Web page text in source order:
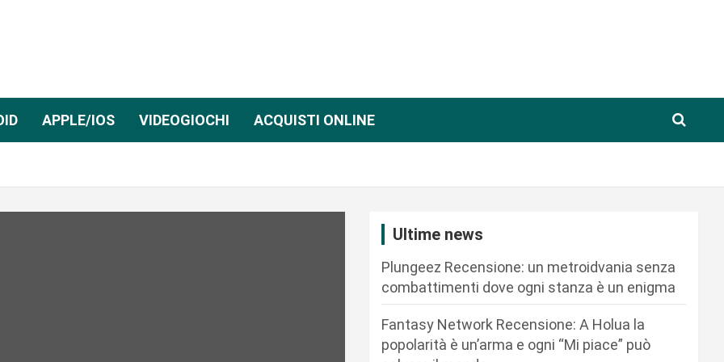
APPLE/IOS VIDEOGIOCHI ACQUISTI ONLINE
Ultime news
Plungeez Recensione: un metroidvania senza
combattimenti dove ogni stanza è un enigma
Fantasy Network Recensione: A Holua la
popolarità è un’arma e ogni “Mi piace” può